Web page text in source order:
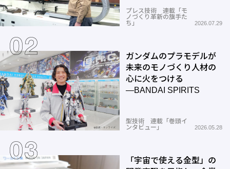
プレス技術 連載「モ
ノづくり革新の旗手た
ち」
2026.07.29
ガンダムのプラモデルが
未来のモノづくり人材の
心に火をつける
―BANDAI SPIRITS
型技術 連載「巻頭イ
ンタビュー」
2026.05.28
「宇宙で使える金型」の